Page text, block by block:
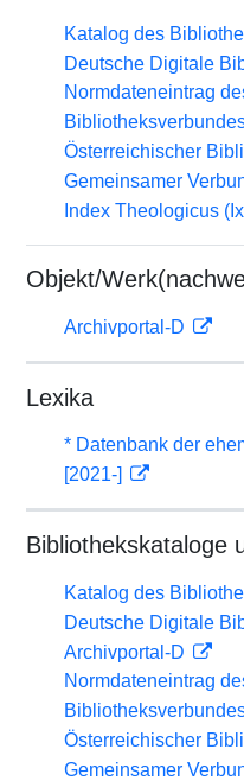
Katalog des
Deutsche Digitale
Normdateneintrag
Österreichischer
Gemeinsamer
Index Theologicus
Objekt/
Archivportal-D
Lexika
* Datenbank der
[2021-]
Bibliothekskataloge
Katalog des
Deutsche Digitale
Archivportal-D
Normdateneintrag
Österreichischer
Gemeinsamer